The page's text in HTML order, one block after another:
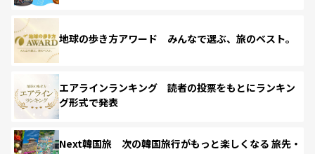
地球の歩き方アワード みんなで選ぶ、旅のベスト。
エアラインランキング 読者の投票をもとにランキン
グ形式で発表
Next韓国旅 次の韓国旅行がもっと楽しくなる 旅先・